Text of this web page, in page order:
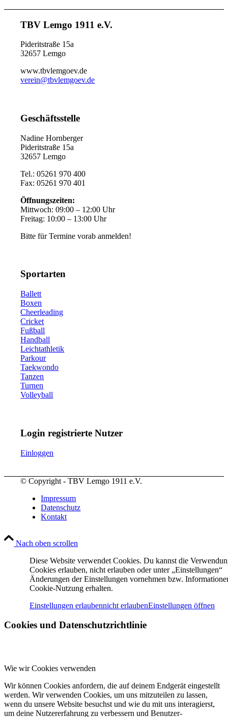
TBV Lemgo 1911 e.V.
Pideritstraße 15a
32657 Lemgo
www.tbvlemgoev.de
verein@tbvlemgoev.de
Geschäftsstelle
Nadine Hornberger
Pideritstraße 15a
32657 Lemgo
Tel.: 05261 970 400
Fax: 05261 970 401
Öffnungszeiten:
Mittwoch: 09:00 – 12:00 Uhr
Freitag: 10:00 – 13:00 Uhr
Bitte für Termine vorab anmelden!
Sportarten
Ballett
Boxen
Cheerleading
Cricket
Fußball
Handball
Leichtathletik
Parkour
Taekwondo
Tanzen
Turnen
Volleyball
Login registrierte Nutzer
Einloggen
© Copyright - TBV Lemgo 1911 e.V.
Impressum
Datenschutz
Kontakt
Nach oben scrollen
Diese Website verwendet Cookies. Du kannst die
Cookies erlauben, nicht erlauben oder unter „Einstellungen“
Änderungen der Einstellungen vornehmen bzw.
Cookie-Nutzung erhalten.
Einstellungen erlaubennicht erlaubenEinstellungen öffnen
Cookies und Datenschutzrichtlinie
Wie wir Cookies verwenden
Wir können Cookies anfordern, die auf deinem Endgerät eingestellt
werden. Wir verwenden Cookies, um uns mitzuteilen zu lassen,
wenn du unsere Website besuchst und wie du mit uns interagierst,
um deine Nutzererfahrung zu verbessern und Benutzer-